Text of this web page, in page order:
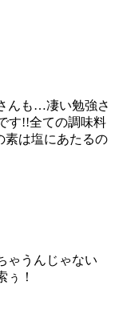
んも…凄い勉強さ
す!!全ての調味料
素は塩にあたるの
ゃうんじゃない
ぅ！